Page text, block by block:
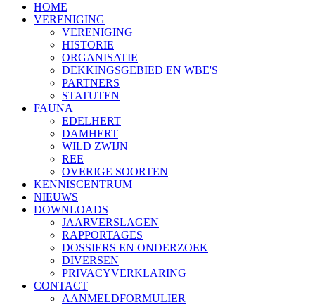
HOME
VERENIGING
VERENIGING
HISTORIE
ORGANISATIE
DEKKINGSGEBIED EN WBE'S
PARTNERS
STATUTEN
FAUNA
EDELHERT
DAMHERT
WILD ZWIJN
REE
OVERIGE SOORTEN
KENNISCENTRUM
NIEUWS
DOWNLOADS
JAARVERSLAGEN
RAPPORTAGES
DOSSIERS EN ONDERZOEK
DIVERSEN
PRIVACYVERKLARING
CONTACT
AANMELDFORMULIER